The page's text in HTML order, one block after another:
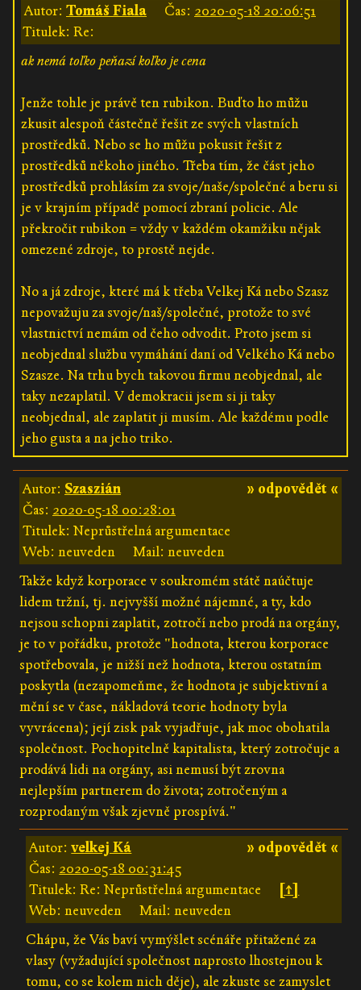
Autor: Tomáš Fiala Čas: 2020-05-18 20:06:51
Titulek: Re:
ak nemá toľko peňazí koľko je cena
Jenže tohle je právě ten rubikon. Buďto ho můžu
zkusit alespoň částečně řešit ze svých vlastních
prostředků. Nebo se ho můžu pokusit řešit z
prostředků někoho jiného. Třeba tím, že část jeho
prostředků prohlásím za svoje/naše/společné a beru si
je v krajním případě pomocí zbraní policie. Ale
překročit rubikon = vždy v každém okamžiku nějak
omezené zdroje, to prostě nejde.
No a já zdroje, které má k třeba Velkej Ká nebo Szasz
nepovažuju za svoje/naš/společné, protože to své
vlastnictví nemám od čeho odvodit. Proto jsem si
neobjednal službu vymáhání daní od Velkého Ká nebo
Szasze. Na trhu bych takovou firmu neobjednal, ale
taky nezaplatil. V demokracii jsem si ji taky
neobjednal, ale zaplatit ji musím. Ale každému podle
jeho gusta a na jeho triko.
» odpovědět «
Autor: Szaszián
Čas: 2020-05-18 00:28:01
Titulek: Neprůstřelná argumentace
Web: neuveden
Mail: neuveden
Takže když korporace v soukromém státě naúčtuje
lidem tržní, tj. nejvyšší možné nájemné, a ty, kdo
nejsou schopni zaplatit, zotročí nebo prodá na orgány,
je to v pořádku, protože "hodnota, kterou korporace
spotřebovala, je nižší než hodnota, kterou ostatním
poskytla (nezapomeňme, že hodnota je subjektivní a
mění se v čase, nákladová teorie hodnoty byla
vyvrácena); její zisk pak vyjadřuje, jak moc obohatila
společnost. Pochopitelně kapitalista, který zotročuje a
prodává lidi na orgány, asi nemusí být zrovna
nejlepším partnerem do života; zotročeným a
rozprodaným však zjevně prospívá."
» odpovědět «
Autor:velkej Ká
Čas: 2020-05-18 00:31:45
Titulek: Re: Neprůstřelná argumentace
[↑]
Web: neuveden
Mail: neuveden
Chápu, že Vás baví vymýšlet scénáře přitažené za
vlasy (vyžadující společnost naprosto lhostejnou k
tomu, co se kolem nich děje), ale zkuste se zamyslet